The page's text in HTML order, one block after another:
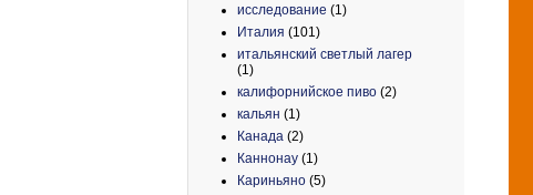
исследование (1)
Италия (101)
итальянский светлый лагер
(1)
калифорнийское пиво (2)
кальян (1)
Канада (2)
Каннонау (1)
Кариньяно (5)